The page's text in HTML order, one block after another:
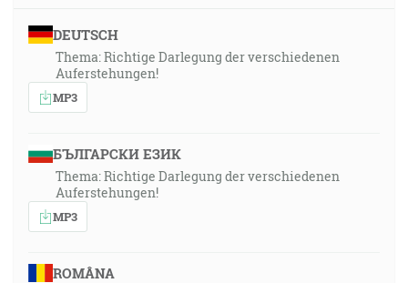
DEUTSCH
Thema: Richtige Darlegung der verschiedenen
Auferstehungen!
MP3
БЪЛГАРСКИ ЕЗИК
Thema: Richtige Darlegung der verschiedenen
Auferstehungen!
MP3
ROMÂNA